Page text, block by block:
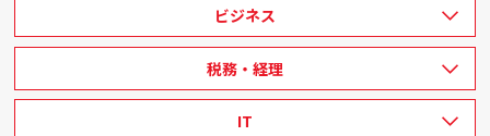
ビジネス
税務・経理
IT